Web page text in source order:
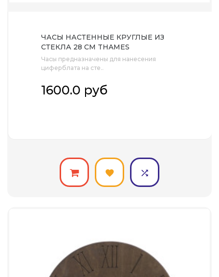
ЧАСЫ НАСТЕННЫЕ КРУГЛЫЕ ИЗ
СТЕКЛА 28 СМ THAMES
Часы предназначены для нанесения
циферблата на сте..
1600.0 руб